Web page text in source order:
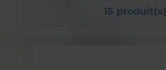
15 produit(s)